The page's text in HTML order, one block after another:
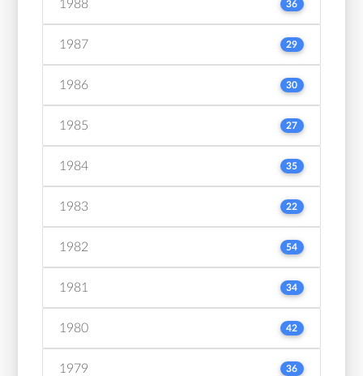
1988 36
1987 29
1986 30
1985 27
1984 35
1983 22
1982 54
1981 34
1980 42
1979 36